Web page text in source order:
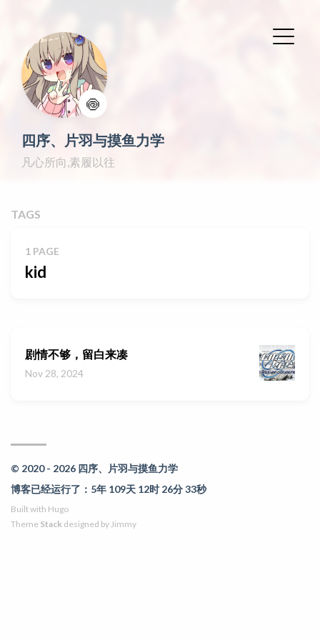
🍥
四序、片羽与摸鱼力学
凡心所向,素履以往
TAGS
1 PAGE
kid
剧情不够，留白来凑
Nov 28, 2024
© 2020 - 2026 四序、片羽与摸鱼力学
博客已经运行了：5年 109天 12时 26分 33秒
Built with Hugo
Theme Stack designed by Jimmy